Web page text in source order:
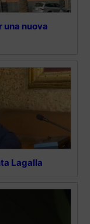
una nuova
Lagalla